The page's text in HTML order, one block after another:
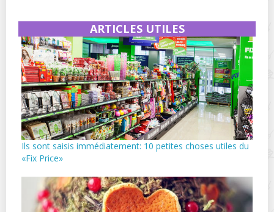
ARTICLES UTILES
Ils sont saisis immédiatement: 10 petites choses utiles du
«Fix Price»